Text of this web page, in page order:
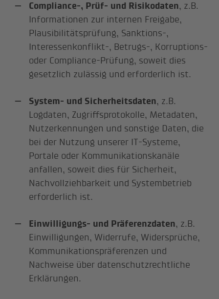
Compliance-, Prüf- und Risikodaten, z.B.
Informationen zur internen Freigabe,
Plausibilitätsprüfung, Sanktions-,
Interessenkonflikt-, Betrugs-, Korruptions-
oder Compliance-Prüfung, soweit dies
gesetzlich zulässig und erforderlich ist.
System- und Sicherheitsdaten, z.B.
Logdaten, Zugriffsprotokolle, Metadaten,
Nutzerkennungen und sonstige Daten, die
bei der Nutzung unserer IT-Systeme,
Portale oder Kommunikationskanäle
anfallen, soweit dies für Sicherheit,
Nachvollziehbarkeit und Systembetrieb
erforderlich ist.
Einwilligungs- und Präferenzdaten, z.B.
Einwilligungen, Widerrufe, Widersprüche,
Kommunikationspräferenzen und
Nachweise über datenschutzrechtliche
Erklärungen.